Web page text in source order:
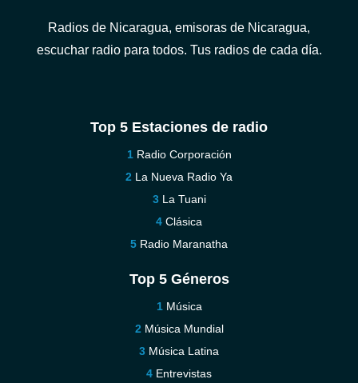
Radios de Nicaragua, emisoras de Nicaragua,
escuchar radio para todos. Tus radios de cada día.
Top 5 Estaciones de radio
Radio Corporación
La Nueva Radio Ya
La Tuani
Clásica
Radio Maranatha
Top 5 Géneros
Música
Música Mundial
Música Latina
Entrevistas